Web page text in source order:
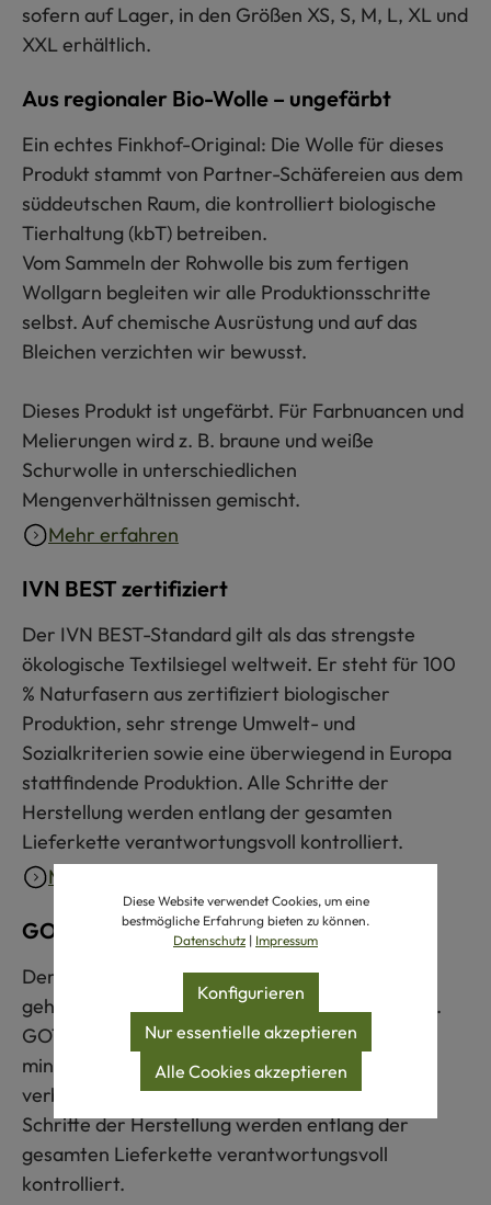
sofern auf Lager, in den Größen XS, S, M, L, XL und
XXL erhältlich.
Aus regionaler Bio-Wolle – ungefärbt
Ein echtes Finkhof-Original: Die Wolle für dieses
Produkt stammt von Partner-Schäfereien aus dem
süddeutschen Raum, die kontrolliert biologische
Tierhaltung (kbT) betreiben.
Vom Sammeln der Rohwolle bis zum fertigen
Wollgarn begleiten wir alle Produktionsschritte
selbst. Auf chemische Ausrüstung und auf das
Bleichen verzichten wir bewusst.
Dieses Produkt ist ungefärbt. Für Farbnuancen und
Melierungen wird z. B. braune und weiße
Schurwolle in unterschiedlichen
Mengenverhältnissen gemischt.
Mehr erfahren
IVN BEST zertifiziert
Der IVN BEST-Standard gilt als das strengste
ökologische Textilsiegel weltweit. Er steht für 100
% Naturfasern aus zertifiziert biologischer
Produktion, sehr strenge Umwelt- und
Sozialkriterien sowie eine überwiegend in Europa
stattfindende Produktion. Alle Schritte der
Herstellung werden entlang der gesamten
Lieferkette verantwortungsvoll kontrolliert.
Mehr erfahren
GOTS zertifiziert
Der Global Organic Textile Standard (GOTS)
gehört zu den weltweit strengsten Textilsiegeln.
GOTS-zertifizierte Produkte bestehen zu
mindestens 70 % aus Naturfasern und erfüllen
verbindliche Umwelt- und Sozialkriterien. Alle
Schritte der Herstellung werden entlang der
gesamten Lieferkette verantwortungsvoll
kontrolliert.
Diese Website verwendet Cookies, um eine
bestmögliche Erfahrung bieten zu können.
Datenschutz | Impressum
Nur essentielle akzeptieren
Konfigurieren
Alle Cookies akzeptieren